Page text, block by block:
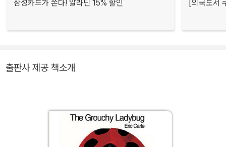
삼성카드가 쏜다! 알라딘 15% 할인 [외국도서
출판사 제공 책소개